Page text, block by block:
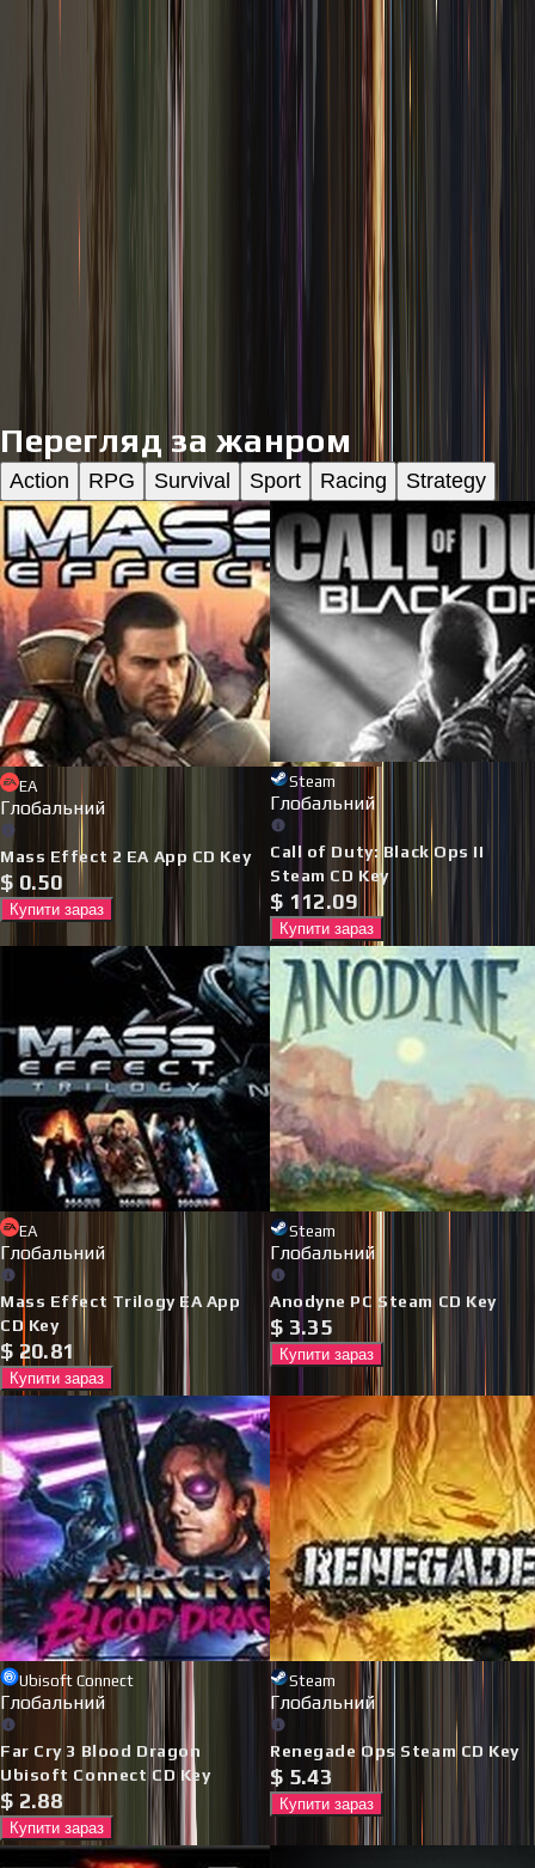
Перегляд за жанром
Action RPG Survival Sport Racing Strategy
EA
Глобальний
Mass Effect 2 EA App CD Key
$ 0.50
Купити зараз
Steam
Глобальний
Call of Duty: Black Ops II
Steam CD Key
$ 112.09
Купити зараз
EA
Глобальний
Mass Effect Trilogy EA App
CD Key
$ 20.81
Купити зараз
Steam
Глобальний
Anodyne PC Steam CD Key
$ 3.35
Купити зараз
Ubisoft Connect
Глобальний
Far Cry 3 Blood Dragon
Ubisoft Connect CD Key
$ 2.88
Купити зараз
Steam
Глобальний
Renegade Ops Steam CD Key
$ 5.43
Купити зараз